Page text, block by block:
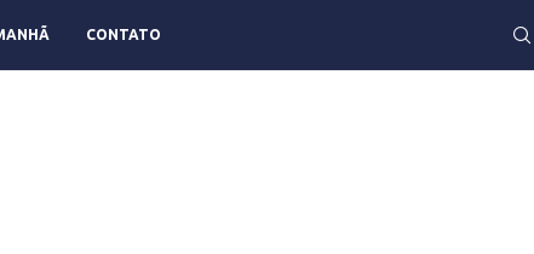
CONTATO